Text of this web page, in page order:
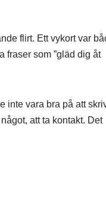
flirt. Ett vykort var
fraser som ”gläd dig åt
inte vara bra på att
att ta kontakt. Det